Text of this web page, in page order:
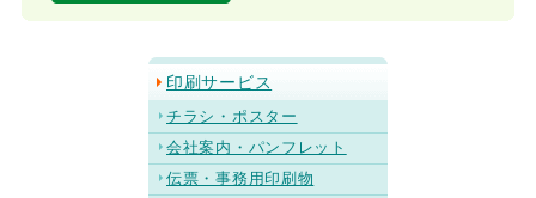
印刷サービス
チラシ・ポスター
会社案内・パンフレット
伝票・事務用印刷物